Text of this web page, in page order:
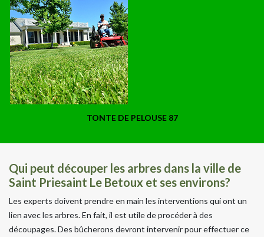
TONTE DE PELOUSE 87
Qui peut découper les arbres dans la ville de
Saint Priesaint Le Betoux et ses environs?
Les experts doivent prendre en main les interventions qui ont un
lien avec les arbres. En fait, il est utile de procéder à des
découpages. Des bûcherons devront intervenir pour effectuer ce